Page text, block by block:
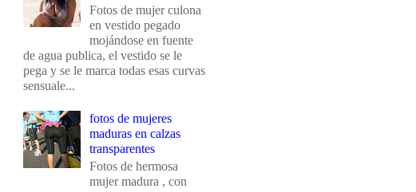
Fotos de mujer culona
en vestido pegado
mojándose en fuente
de agua publica, el vestido se le
pega y se le marca todas esas curvas
sensuale...
fotos de mujeres
maduras en calzas
transparentes
Fotos de hermosa
mujer madura , con